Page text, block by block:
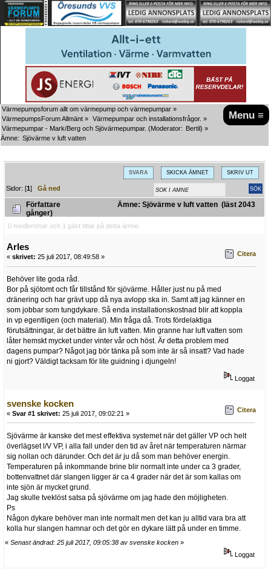
Menu ≡
Värmepumpsforum allt om värmepump och värmepumpar »
VärmepumpsForum Allmänt » Värmepumpar och installationsfrågor. »
Värmepumpar - Mark/Berg och Sjövärmepumpar. (Moderator: Bertil) »
Ämne: Sjövärme v luft vatten
SVARA SKICKA ÄMNET SKRIV UT
Sidor: [1]Gå ned
Författare
Ämne: Sjövärme v luft vatten (läst 2043
gånger)
0 medlemmar och 1 gäst tittar på detta ämne.
Arles
« skrivet: 25 juli 2017, 08:49:58 » Citera
Behöver lite goda råd.
Bor på sjötomt och får tillstånd för sjövärme. Håller just nu på med
dränering och har grävt upp då nya avlopp ska in. Samt att jag känner en
som jobbar som tungdykare. Så enda installationskostnad blir att koppla
in vp egentligen (och material). Min fråga då. Trots fördelaktiga
förutsättningar, är det bättre än luft vatten. Min granne har luft vatten som
låter hemskt mycket under vinter vår och höst. Är detta problem med
dagens pumpar? Något jag bör tänka på som inte är så insatt? Vad hade
ni gjort? Väldigt tacksam för lite guidning i djungeln!
Loggat
svenske kocken
« Svar #1 skrivet: 25 juli 2017, 09:02:21 » Citera
Sjövärme är kanske det mest effektiva systemet när det gäller VP och helt
överlägset l/V VP, i alla fall under den tid av året när temperaturen närmar
sig nollan och därunder. Och det är ju då som man behöver energin.
Temperaturen på inkommande brine blir normalt inte under ca 3 grader,
bottenvattnet där slangen ligger är ca 4 grader när det är som kallas om
inte sjön är mycket grund.
Jag skulle tveklöst satsa på sjövärme om jag hade den möjligheten.
Ps
Någon dykare behöver man inte normalt men det kan ju alltid vara bra att
kolla hur slangen hamnar och det gör en dykare lätt på under en timme.
« Senast ändrad: 25 juli 2017, 09:05:38 av svenske kocken »
Loggat